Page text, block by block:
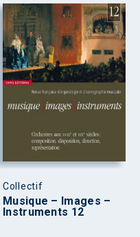
Collectif
Musique – Images –
Instruments 12